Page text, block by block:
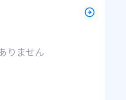
りません